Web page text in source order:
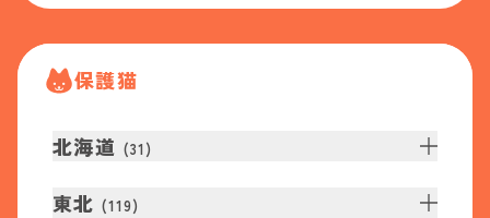
保護猫
北海道 (31 )
東北 (119)